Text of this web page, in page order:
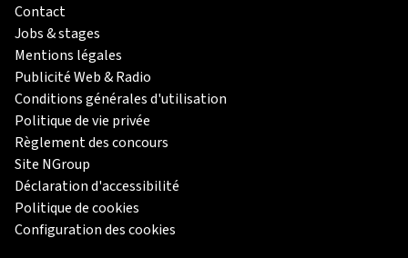
Contact
Jobs & stages
Mentions légales
Publicité Web & Radio
Conditions générales d'utilisation
Politique de vie privée
Règlement des concours
Site NGroup
Déclaration d'accessibilité
Politique de cookies
Configuration des cookies